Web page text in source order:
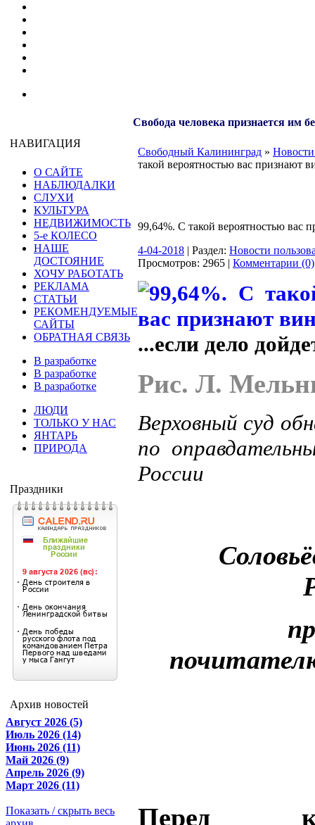
Свобода человека признается им
НАВИГАЦИЯ
О САЙТЕ
НАБЛЮДАЛКИ
СЛУХИ
КУЛЬТУРА
НЕДВИЖИМОСТЬ
5-е КОЛЕСО
НАШЕ
ДОСТОЯНИЕ
ХОЧУ РАБОТАТЬ
РЕКЛАМА
СТАТЬИ
РЕКОМЕНДУЕМЫЕ
САЙТЫ
ОБРАТНАЯ СВЯЗЬ
В разработке
В разработке
В разработке
ЛЮДИ
ТОЛЬКО У НАС
ЯНТАРЬ
ПРИРОДА
Праздники
Архив новостей
Август 2026 (5)
Июль 2026 (14)
Июнь 2026 (11)
Май 2026 (9)
Апрель 2026 (9)
Март 2026 (11)
Показать / скрыть весь
Свободный Калининград » Новости
такой вероятностью вас признают
99,64%. С такой вероятностью вас
4-04-2018 | Раздел: Новости
Просмотров: 2965 | Комментарии (0)
...если дело
Рис. Л.
Верховный суд
по
России
Перед